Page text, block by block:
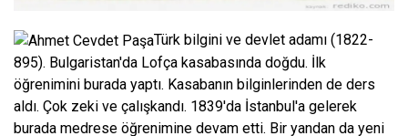
Türk bilgini ve devlet adamı (1822-
895). Bulgaristan'da Lofça kasabasında doğdu. İlk
öğrenimini burada yaptı. Kasabanın bilginlerinden de ders
aldı. Çok zeki ve çalışkandı. 1839'da İstanbul'a ge­lerek
burada medrese öğrenimine devam etti. Bir yandan da yeni